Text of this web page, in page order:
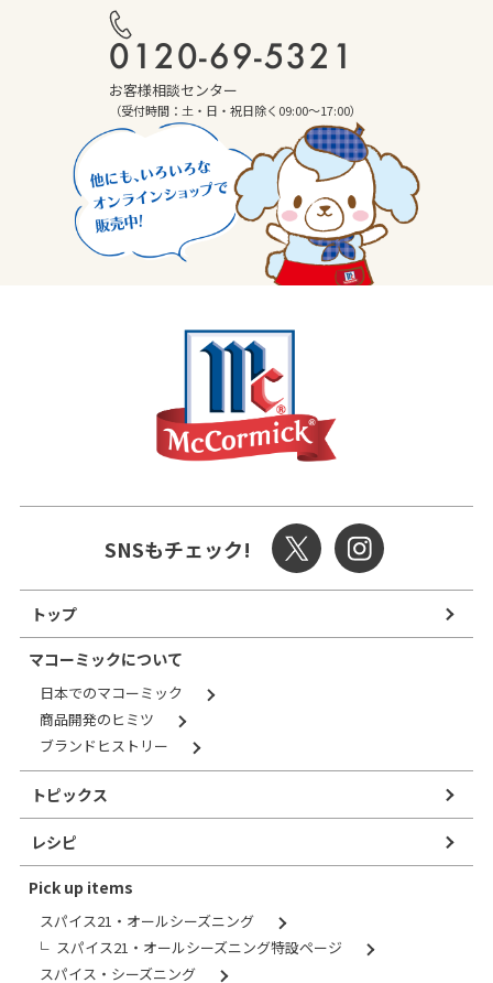
0120-69-5321
お客様相談センター
（受付時間：土・日・祝日除く09:00～17:00）
SNSもチェック!
トップ
マコーミックについて
日本でのマコーミック
商品開発のヒミツ
ブランドヒストリー
トピックス
レシピ
Pick up items
スパイス21・オールシーズニング
スパイス21・オールシーズニング特設ページ
スパイス・シーズニング